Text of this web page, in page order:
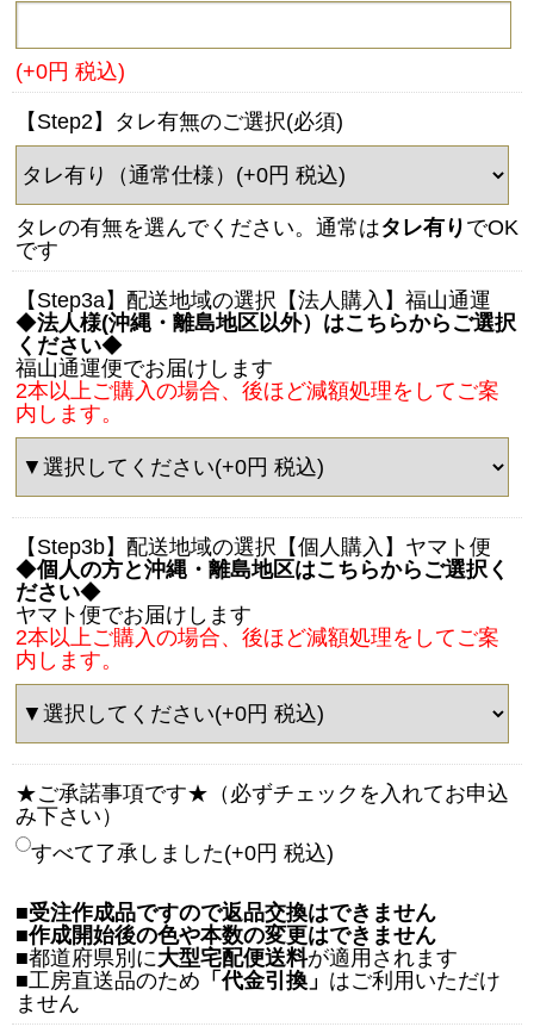
(+0円 税込)
【Step2】タレ有無のご選択(必須)
タレの有無を選んでください。通常はタレ有り でOK
です
【Step3a】配送地域の選択【法人購入】福山通運
◆法人様(沖縄・離島地区以外）はこちらからご選択
ください◆
福山通運便でお届けします
2本以上ご購入の場合、後ほど減額処理をしてご案
内します。
【Step3b】配送地域の選択【個人購入】ヤマト便
◆個人の方と沖縄・離島地区はこちらからご選択く
ださい◆
ヤマト便でお届けします
2本以上ご購入の場合、後ほど減額処理をしてご案
内します。
★ご承諾事項です★（必ずチェックを入れてお申込
み下さい）
すべて了承しました(+0円 税込)
■受注作成品ですので返品交換はできません
■作成開始後の色や本数の変更はできません
■都道府県別に大型宅配便送料が適用されます
■工房直送品のため 「代金引換」 はご利用いただけ
ません